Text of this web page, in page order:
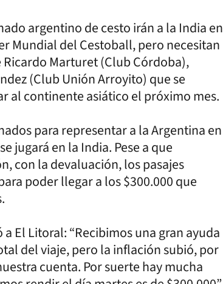
argentino de cesto irán a la India en
Mundial del Cestoball, pero necesitan
Ricardo Marturet (Club Córdoba),
(Club Unión Arroyito) que se
al continente asiático el próximo mes.
para representar a la Argentina en
jugará en la India. Pese a que
con la devaluación, los pasajes
poder llegar a los $300.000 que
El Litoral: “Recibimos una gran ayuda
del viaje, pero la inflación subió, por
cuenta. Por suerte hay mucha